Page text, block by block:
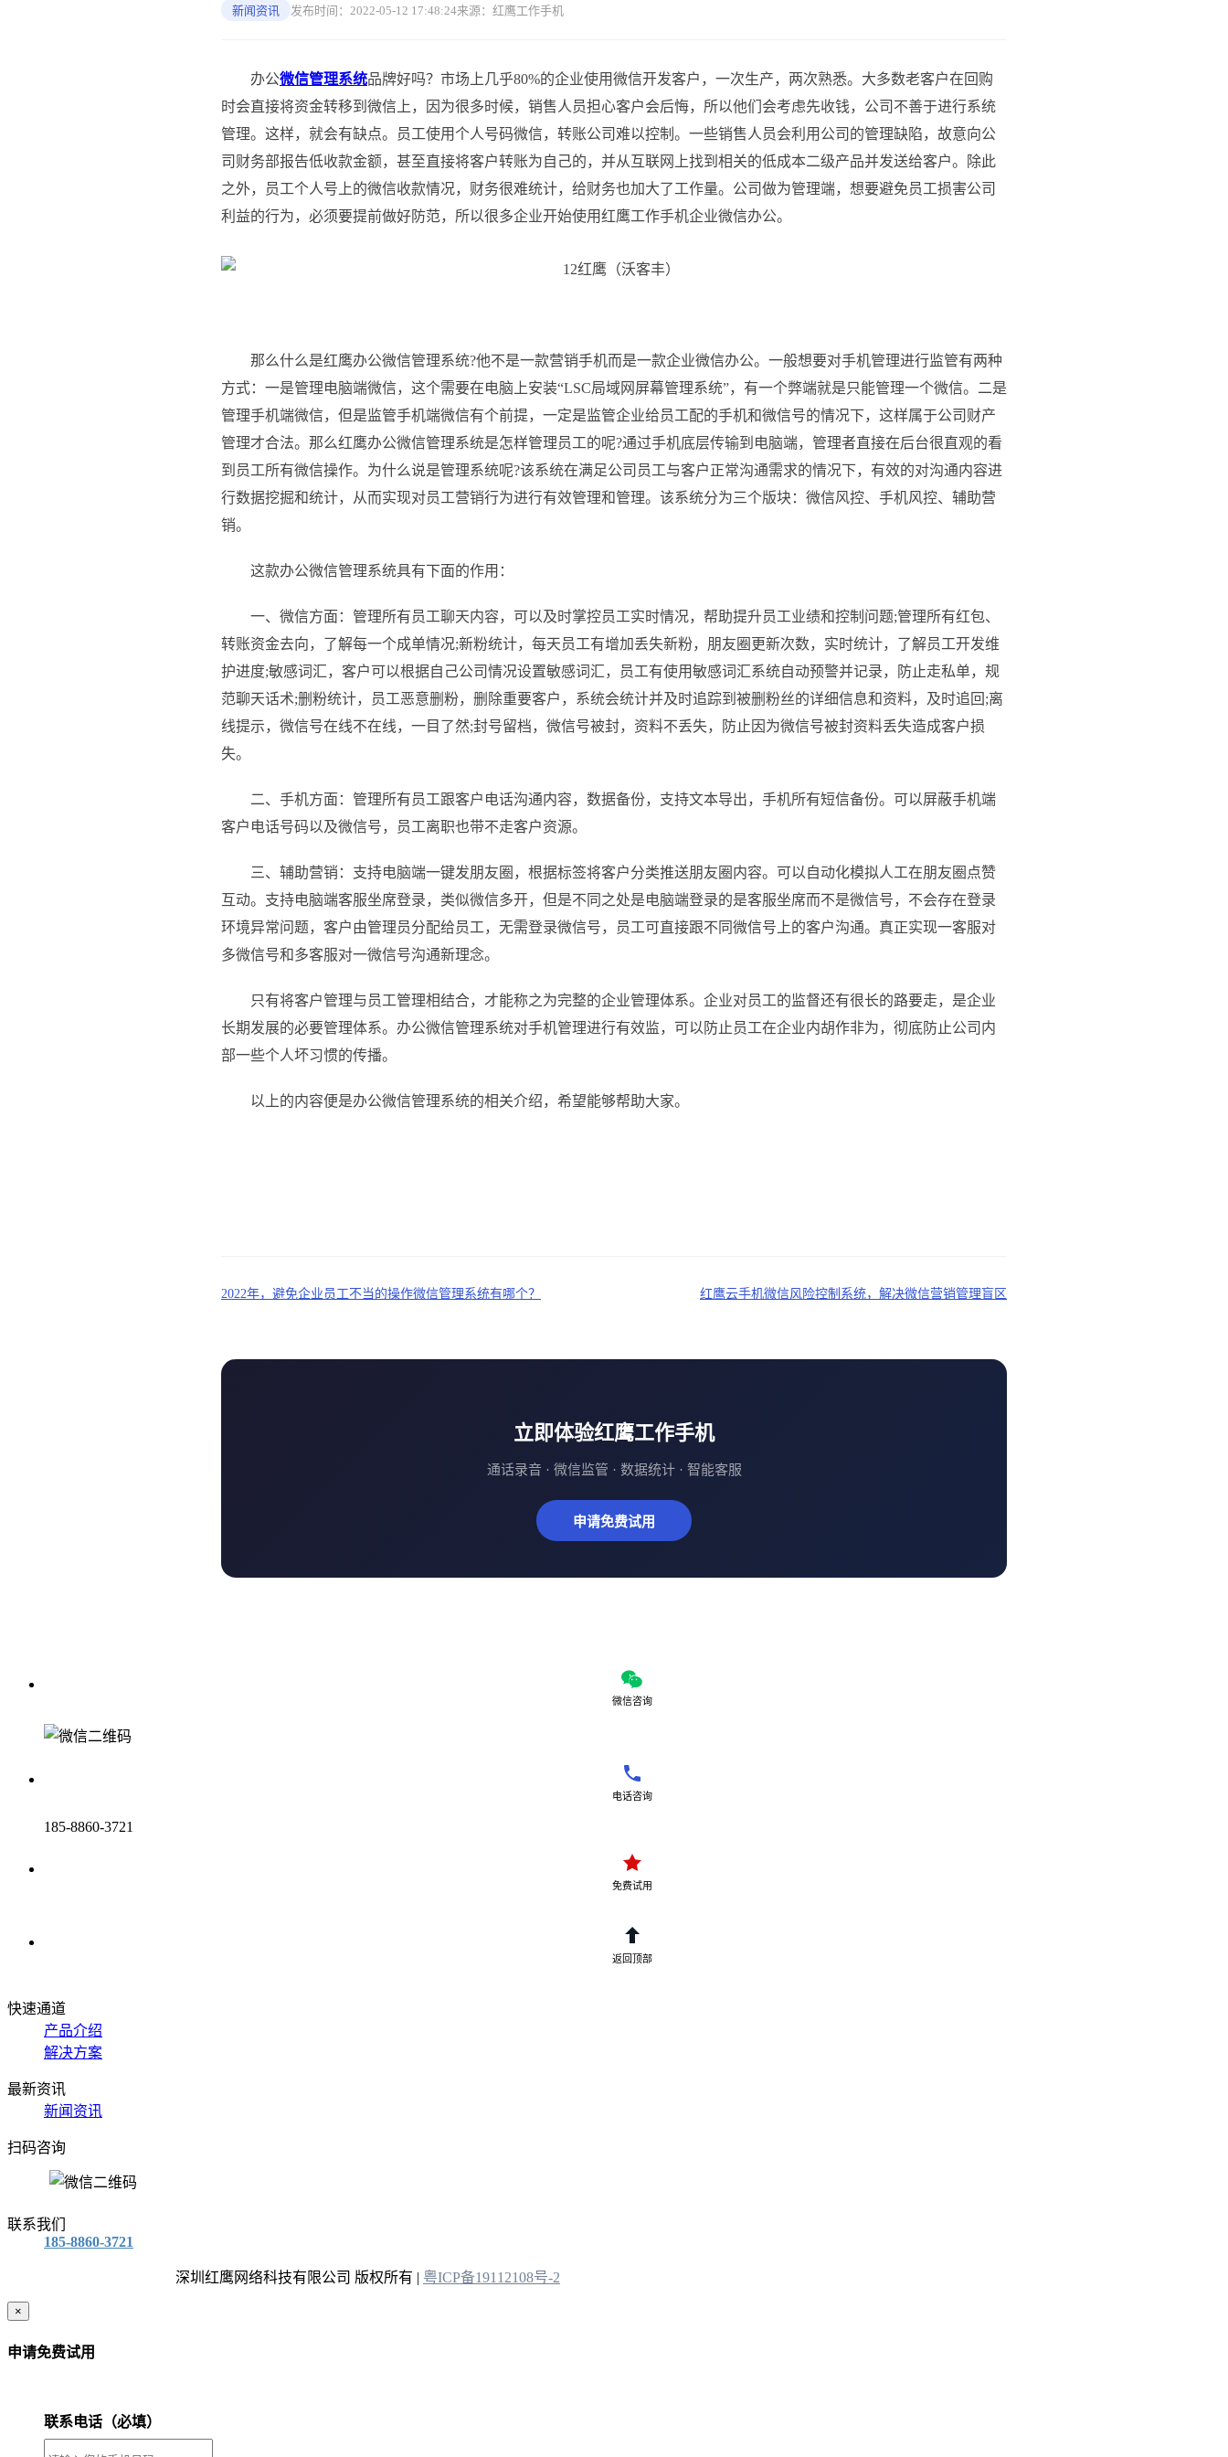
新闻资讯 发布时间：2022-05-12 17:48:24来源：红鹰工作手机
办公微信管理系统品牌好吗？市场上几乎80%的企业使用微信开发客户，一次生产，两次熟悉。大多数老客户在回购
时会直接将资金转移到微信上，因为很多时候，销售人员担心客户会后悔，所以他们会考虑先收钱，公司不善于进行系统
管理。这样，就会有缺点。员工使用个人号码微信，转账公司难以控制。一些销售人员会利用公司的管理缺陷，故意向公
司财务部报告低收款金额，甚至直接将客户转账为自己的，并从互联网上找到相关的低成本二级产品并发送给客户。除此
之外，员工个人号上的微信收款情况，财务很难统计，给财务也加大了工作量。公司做为管理端，想要避免员工损害公司
利益的行为，必须要提前做好防范，所以很多企业开始使用红鹰工作手机企业微信办公。
那么什么是红鹰办公微信管理系统?他不是一款营销手机而是一款企业微信办公。一般想要对手机管理进行监管有两种
方式：一是管理电脑端微信，这个需要在电脑上安装“LSC局域网屏幕管理系统”，有一个弊端就是只能管理一个微信。二是
管理手机端微信，但是监管手机端微信有个前提，一定是监管企业给员工配的手机和微信号的情况下，这样属于公司财产
管理才合法。那么红鹰办公微信管理系统是怎样管理员工的呢?通过手机底层传输到电脑端，管理者直接在后台很直观的看
到员工所有微信操作。为什么说是管理系统呢?该系统在满足公司员工与客户正常沟通需求的情况下，有效的对沟通内容进
行数据挖掘和统计，从而实现对员工营销行为进行有效管理和管理。该系统分为三个版块：微信风控、手机风控、辅助营
销。
这款办公微信管理系统具有下面的作用：
一、微信方面：管理所有员工聊天内容，可以及时掌控员工实时情况，帮助提升员工业绩和控制问题;管理所有红包、
转账资金去向，了解每一个成单情况;新粉统计，每天员工有增加丢失新粉，朋友圈更新次数，实时统计，了解员工开发维
护进度;敏感词汇，客户可以根据自己公司情况设置敏感词汇，员工有使用敏感词汇系统自动预警并记录，防止走私单，规
范聊天话术;删粉统计，员工恶意删粉，删除重要客户，系统会统计并及时追踪到被删粉丝的详细信息和资料，及时追回;离
线提示，微信号在线不在线，一目了然;封号留档，微信号被封，资料不丢失，防止因为微信号被封资料丢失造成客户损
失。
二、手机方面：管理所有员工跟客户电话沟通内容，数据备份，支持文本导出，手机所有短信备份。可以屏蔽手机端
客户电话号码以及微信号，员工离职也带不走客户资源。
三、辅助营销：支持电脑端一键发朋友圈，根据标签将客户分类推送朋友圈内容。可以自动化模拟人工在朋友圈点赞
互动。支持电脑端客服坐席登录，类似微信多开，但是不同之处是电脑端登录的是客服坐席而不是微信号，不会存在登录
环境异常问题，客户由管理员分配给员工，无需登录微信号，员工可直接跟不同微信号上的客户沟通。真正实现一客服对
多微信号和多客服对一微信号沟通新理念。
只有将客户管理与员工管理相结合，才能称之为完整的企业管理体系。企业对员工的监督还有很长的路要走，是企业
长期发展的必要管理体系。办公微信管理系统对手机管理进行有效监，可以防止员工在企业内胡作非为，彻底防止公司内
部一些个人坏习惯的传播。
以上的内容便是办公微信管理系统的相关介绍，希望能够帮助大家。
2022年，避免企业员工不当的操作微信管理系统有哪个？ 红鹰云手机微信风险控制系统，解决微信营销管理盲区
立即体验红鹰工作手机
通话录音 · 微信监管 · 数据统计 · 智能客服
申请免费试用
微信咨询
电话咨询
185-8860-3721
免费试用
返回顶部
快速通道
产品介绍
解决方案
最新资讯
新闻资讯
扫码咨询
联系我们
185-8860-3721
深圳红鹰网络科技有限公司 版权所有 | 粤ICP备19112108号-2
×
申请免费试用
联系电话（必填）